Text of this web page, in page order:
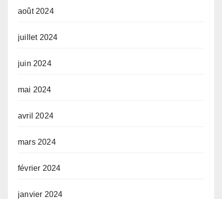
août 2024
juillet 2024
juin 2024
mai 2024
avril 2024
mars 2024
février 2024
janvier 2024